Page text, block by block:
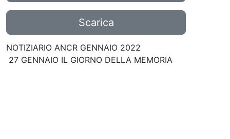
Scarica
NOTIZIARIO ANCR GENNAIO 2022
27 GENNAIO IL GIORNO DELLA MEMORIA